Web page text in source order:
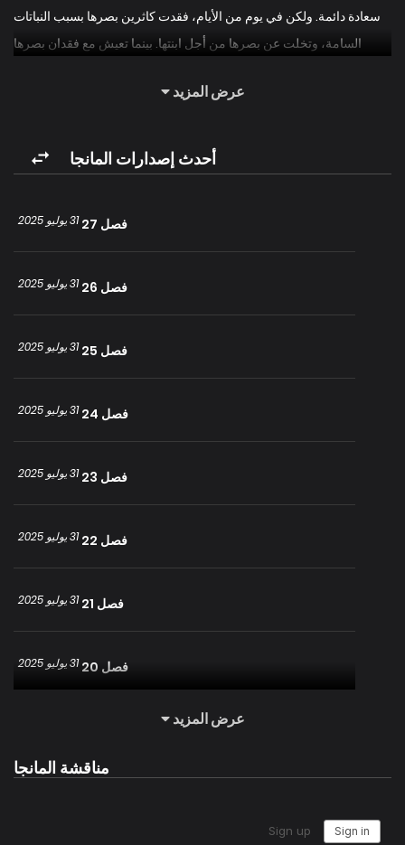
سعادة دائمة. ولكن في يوم من الأيام، فقدت كاثرين بصرها بسبب النباتات
السامة، وتخلت عن بصرها من أجل ابنتها. بينما تعيش مع فقدان بصرها
وزوجها على علاقة غرامية. بالاضافة الى ذلك، تكتشف أن ابنتها كاثرين، التي
وأليسيا…
ديانا، التي علمت الحقيقة كاملة، تشرب السم الذي القته أليسيا وتفقد وعيها.
فهل ستتمكن ديانا من الانتقام من زوجها وصديقتها الخونه، والعثور على
عرض المزيد
أحدث إصدارات المانجا
فصل 27 31 يوليو 2025
فصل 26 31 يوليو 2025
فصل 25 31 يوليو 2025
فصل 24 31 يوليو 2025
فصل 23 31 يوليو 2025
فصل 22 31 يوليو 2025
فصل 21 31 يوليو 2025
فصل 20 31 يوليو 2025
عرض المزيد
مناقشة المانجا